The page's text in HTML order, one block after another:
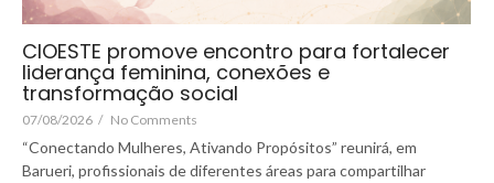
CIOESTE promove encontro para fortalecer
liderança feminina, conexões e
transformação social
07/08/2026 / No Comments
“Conectando Mulheres, Ativando Propósitos” reunirá, em
Barueri, profissionais de diferentes áreas para compartilhar